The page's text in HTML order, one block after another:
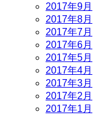
2017年9月
2017年8月
2017年7月
2017年6月
2017年5月
2017年4月
2017年3月
2017年2月
2017年1月